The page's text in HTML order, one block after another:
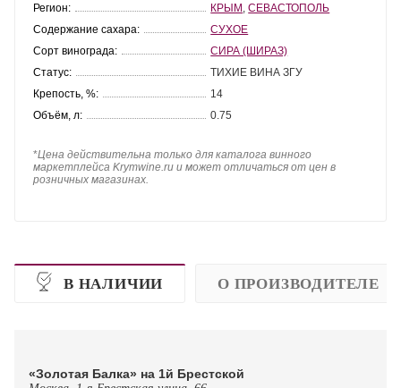
Регион:
КРЫМ ,СЕВАСТОПОЛЬ
Содержание сахара:
СУХОЕ
Сорт винограда:
СИРА (ШИРАЗ)
Статус:
ТИХИЕ ВИНА ЗГУ
Крепость, %:
14
Объём, л:
0.75
*Цена действительна только для каталога винного
маркетплейса Krymwine.ru и может отличаться от цен в
розничных магазинах.
В НАЛИЧИИ О ПРОИЗВОДИТЕЛЕ
«Золотая Балка» на 1й Брестской